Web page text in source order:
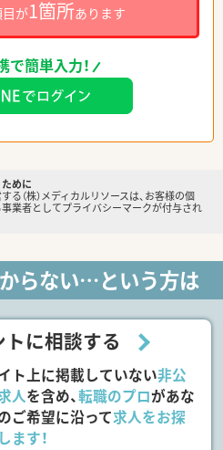
が1箇所あります
で簡単入力！
めに
る（株）メディカルリソースは、お客様の個
業者としてプライバシーマークが付与され
らない…という方は
に相談する
ト上に掲載していない非公
人を含め、転職のプロがあな
ご希望に沿って求人をお探
ます！